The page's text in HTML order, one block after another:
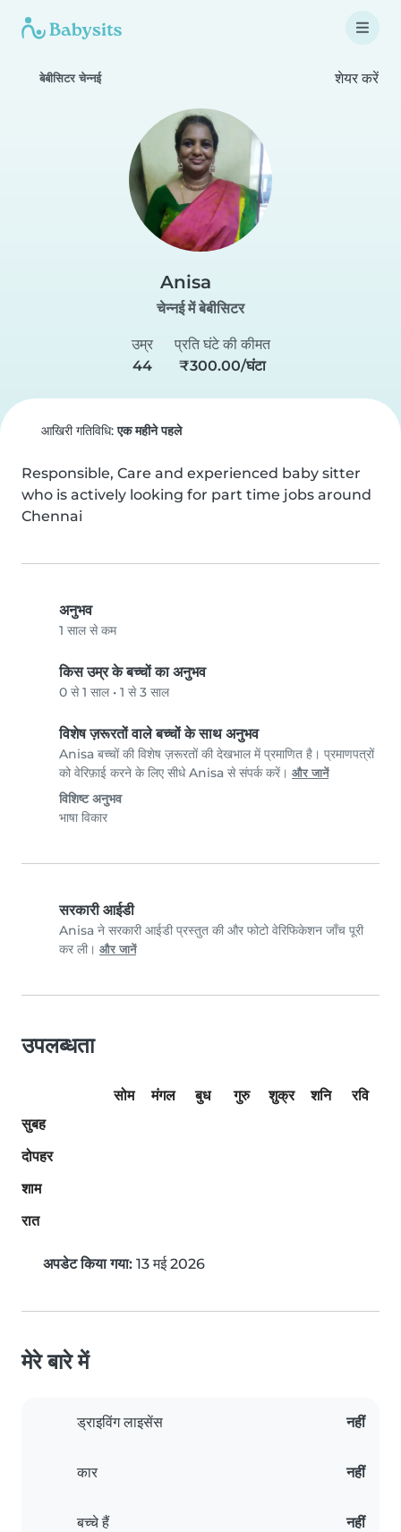
बेबीसिटर चेन्नई शेयर करें
Anisa
चेन्नई में बेबीसिटर
उम्र
44
प्रति घंटे की कीमत
₹300.00/घंटा
आखिरी गतिविधि:एक महीने पहले
Responsible, Care and experienced baby sitter
who is actively looking for part time jobs around
Chennai
अनुभव
1 साल से कम
किस उम्र के बच्चों का अनुभव
0 से 1 साल • 1 से 3 साल
विशेष ज़रूरतों वाले बच्चों के साथ अनुभव
Anisa बच्चों की विशेष ज़रूरतों की देखभाल में प्रमाणित है। प्रमाणपत्रों
को वेरिफ़ाई करने के लिए सीधे Anisa से संपर्क करें। और जानें
विशिष्ट अनुभव
भाषा विकार
सरकारी आईडी
Anisa ने सरकारी आईडी प्रस्तुत की और फोटो वेरिफिकेशन जाँच पूरी
कर ली। और जानें
उपलब्धता
सोम मंगल बुध गुरु शुक्र शनि
रवि
सुबह
दोपहर
शाम
रात
अपडेट किया गया: 13 मई 2026
मेरे बारे में
ड्राइविंग लाइसेंस नहीं
कार नहीं
बच्चे हैं नहीं